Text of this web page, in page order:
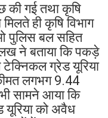
गई तथा कृषि
ही कृषि विभाग
पुलिस बल सहित
ने बताया कि पकड़े
ग्रेड यूरिया
लगभग 9.44
सामने आया कि
यूरिया को अवैध